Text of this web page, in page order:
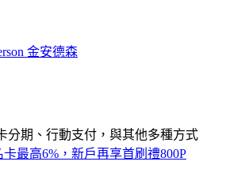
金安德森
分期、行動支付，與其他多種方式
卡最高6%，新戶再享首刷禮800P